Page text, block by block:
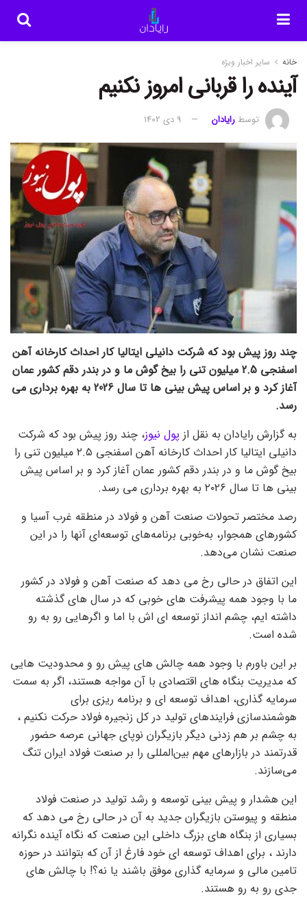
خانه سایر اخبار ویژه
آینده را قربانی امروز نکنیم
توسطرایادان 9 دی 1402
چند روز پیش بود که شرکت دانیلی ایتالیا کار احداث کارخانه آهن
اسفنجی 2.5 میلیون تنی را بیخ گوش ما و در بندر دقم کشور عمان
آغاز کرد و بر اساس پیش بینی ها تا سال 2026 به بهره برداری می
رسد.
به گزارش رایادان به نقل از پول نیوز، چند روز پیش بود که شرکت
دانیلی ایتالیا کار احداث کارخانه آهن اسفنجی ۲.۵ میلیون تنی را
بیخ گوش ما و در بندر دقم کشور عمان آغاز کرد و بر اساس پیش
بینی ها تا سال ۲۰۲۶ به بهره برداری می رسد.
رصد مختصر تحولات صنعت آهن و فولاد در منطقه غرب آسیا و
کشورهای همجوار، به‌خوبی برنامه‌های توسعه‌ای آنها را در این
صنعت نشان می‌دهد.
این اتفاق در حالی رخ می دهد که صنعت آهن و فولاد در کشور
ما با وجود همه پیشرفت های خوبی که در سال های گذشته
داشته ایم، چشم انداز توسعه ای اش با اما و اگرهایی رو به رو
شده است.
بر این باورم با وجود همه چالش های پیش رو و محدودیت هایی
که مدیریت بنگاه های اقتصادی با آن مواجه هستند، اگر به سمت
سرمایه گذاری، اهداف توسعه ای و برنامه ریزی برای
هوشمندسازی فرایندهای تولید در کل زنجیره فولاد حرکت نکنیم ،
به چشم بر هم زدنی دیگر بازیگران نوپای جهانی عرصه حضور
قدرتمند در بازارهای مهم بین‌المللی را بر صنعت فولاد ایران تنگ
می‌سازند.
این هشدار و پیش بینی توسعه و رشد تولید در صنعت فولاد
منطقه و پیوستن بازیگران جدید به آن در حالی رخ می دهد که
بسیاری از بنگاه های بزرگ داخلی این صنعت که نگاه آینده نگرانه
دارند ، برای اهداف توسعه ای خود فارغ از آن که بتوانند در حوزه
تامین مالی و سرمایه گذاری موفق باشند یا نه؟! با چالش های
جدی رو به رو هستند.